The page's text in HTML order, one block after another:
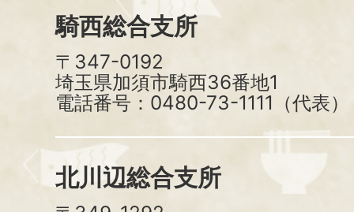
騎西総合支所
〒347-0192
埼玉県加須市騎西36番地1
電話番号：0480-73-1111（代表）
北川辺総合支所